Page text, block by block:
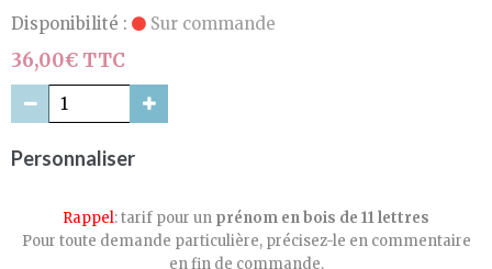
Disponibilité : Sur commande
36,00€ TTC
Personnaliser
Rappel: tarif pour un prénom en bois de 11 lettres
Pour toute demande particulière, précisez-le en commentaire
en fin de commande.